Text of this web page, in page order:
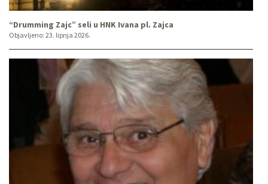
“Drumming Zajc” seli u HNK Ivana pl. Zajca
Objavljeno: 23. lipnja 2026.